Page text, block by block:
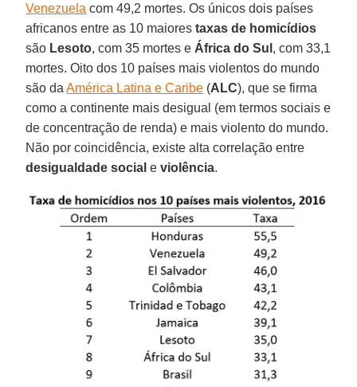
Venezuela com 49,2 mortes. Os únicos dois países
africanos entre as 10 maiorestaxas de homicídios
são Lesoto, com 35 mortes e África do Sul , com 33,1
mortes. Oito dos 10 países mais violentos do mundo
são daAmérica Latina e Caribe (ALC), que se firma
como a continente mais desigual (em termos sociais e
de concentração de renda) e mais violento do mundo.
Não por coincidência, existe alta correlação entre
desigualdade social eviolência.